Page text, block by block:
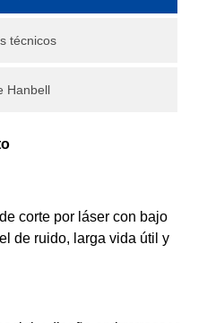
técnicos
Hanbell